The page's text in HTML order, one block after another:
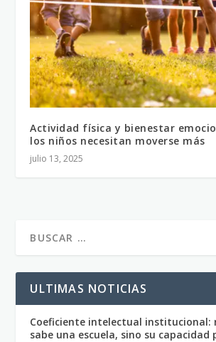
Actividad física y bienestar
los niños necesitan moverse más
julio 13, 2025
ULTIMAS NOTICIAS
Coeficiente intelectual institucional:
sabe una escuela, sino su capacidad